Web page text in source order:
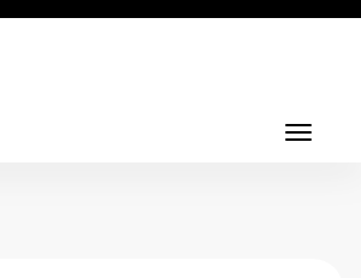
Toggle